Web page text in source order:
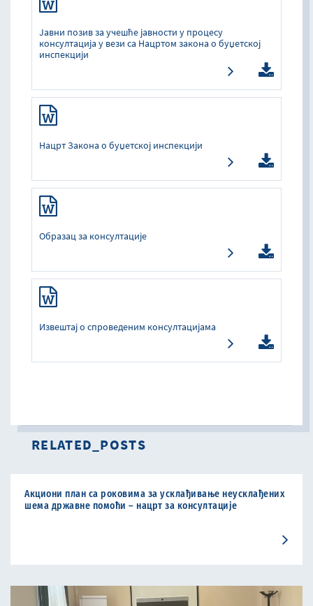
Јавни позив за учешће јавности у процесу
консултација у вези са Нацртом закона о буџетској
инспекцији
Нацрт Закона о буџетској инспекцији
Образац за консултације
Извештај о спроведеним консултацијама
RELATED_POSTS
Акциони план са роковима за усклађивање неусклађених
шема државне помоћи – нацрт за консултације